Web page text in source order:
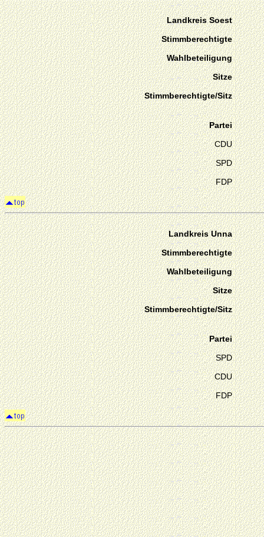
Landkreis Soest
Stimmberechtigte
Wahlbeteiligung
Sitze
Stimmberechtigte/Sitz
Partei
CDU
SPD
FDP
Landkreis Unna
Stimmberechtigte
Wahlbeteiligung
Sitze
Stimmberechtigte/Sitz
Partei
SPD
CDU
FDP